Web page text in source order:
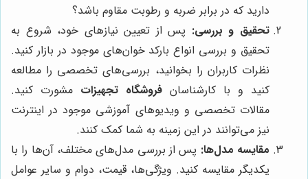
دارید که در برابر ضربه و رطوبت مقاوم باشد؟
تحقیق و بررسی: پس از تعیین نیازهای خود، شروع به
تحقیق و بررسی انواع بارکد خوان‌های موجود در بازار کنید.
نظرات کاربران را بخوانید، بررسی‌های تخصصی را مطالعه
کنید و با کارشناسان فروشگاه تجهیزات مشورت کنید.
مقالات تخصصی و ویدیوهای آموزشی موجود در اینترنت
نیز می‌توانند در این زمینه به شما کمک کنند.
مقایسه مدل‌ها: پس از بررسی مدل‌های مختلف، آن‌ها را با
یکدیگر مقایسه کنید. ویژگی‌ها، قیمت، دوام و سایر عوامل